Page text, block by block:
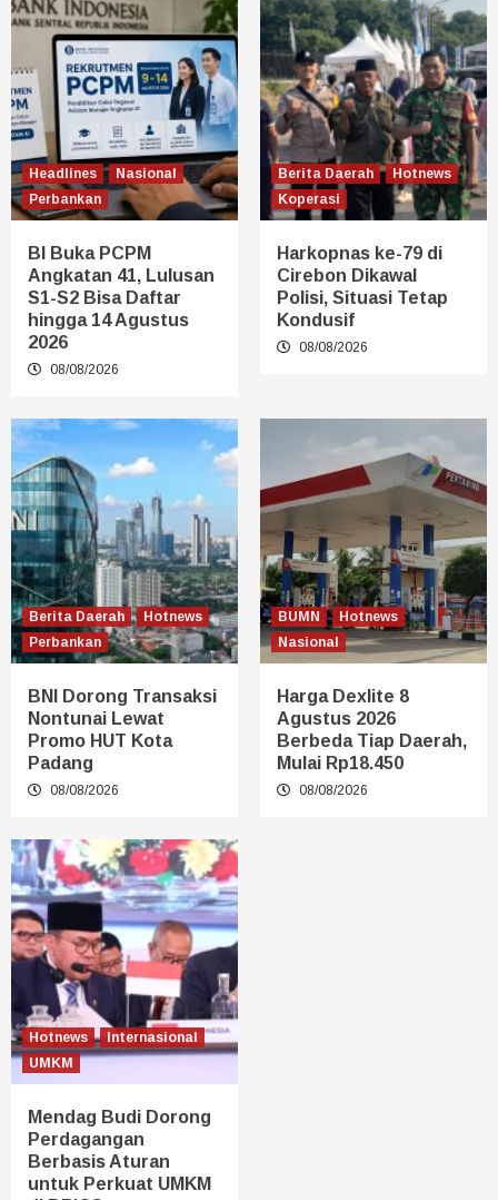
Headlines
Nasional
Perbankan
BI Buka PCPM
Angkatan 41, Lulusan
S1-S2 Bisa Daftar
hingga 14 Agustus
2026
08/08/2026
Berita Daerah
Hotnews
Koperasi
Harkopnas ke-79 di
Cirebon Dikawal
Polisi, Situasi Tetap
Kondusif
08/08/2026
Berita Daerah
Hotnews
Perbankan
BNI Dorong Transaksi
Nontunai Lewat
Promo HUT Kota
Padang
08/08/2026
BUMN
Hotnews
Nasional
Harga Dexlite 8
Agustus 2026
Berbeda Tiap Daerah,
Mulai Rp18.450
08/08/2026
Hotnews
Internasional
UMKM
Mendag Budi Dorong
Perdagangan
Berbasis Aturan
untuk Perkuat UMKM